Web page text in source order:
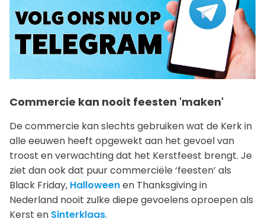
Commercie kan nooit feesten 'maken'
De commercie kan slechts gebruiken wat de Kerk in
alle eeuwen heeft opgewekt aan het gevoel van
troost en verwachting dat het Kerstfeest brengt. Je
ziet dan ook dat puur commerciële ‘feesten’ als
Black Friday, Halloweenen Thanksgiving in
Nederland nooit zulke diepe gevoelens oproepen als
Kerst en Sinterklaas.